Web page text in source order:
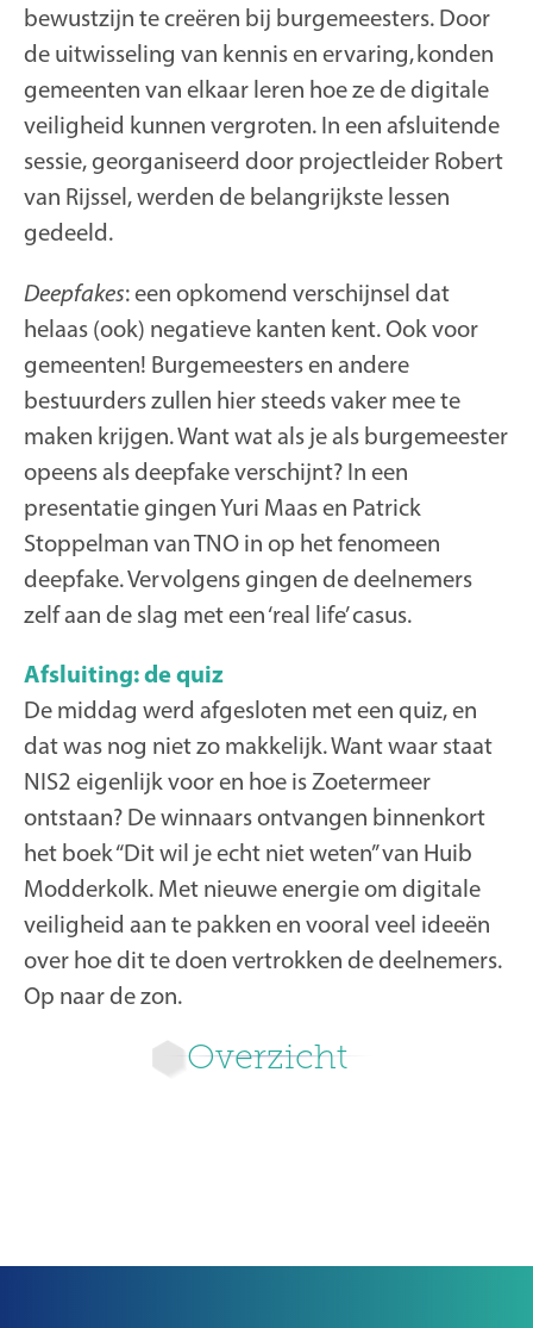
Overzicht
bewustzijn te creëren bij burgemeesters. Door
de uitwisseling van kennis en ervaring, konden
gemeenten van elkaar leren hoe ze de digitale
veiligheid kunnen vergroten. In een afsluitende
sessie, georganiseerd door projectleider Robert
van Rijssel, werden de belangrijkste lessen
gedeeld.
Deepfakes: een opkomend verschijnsel dat
helaas (ook) negatieve kanten kent. Ook voor
gemeenten! Burgemeesters en andere
bestuurders zullen hier steeds vaker mee te
maken krijgen. Want wat als je als burgemeester
opeens als deepfake verschijnt? In een
presentatie gingen Yuri Maas en Patrick
Stoppelman van TNO in op het fenomeen
deepfake. Vervolgens gingen de deelnemers
zelf aan de slag met een ‘real life’ casus.
Afsluiting: de quiz
De middag werd afgesloten met een quiz, en
dat was nog niet zo makkelijk. Want waar staat
NIS2 eigenlijk voor en hoe is Zoetermeer
ontstaan? De winnaars ontvangen binnenkort
het boek “Dit wil je echt niet weten” van Huib
Modderkolk. Met nieuwe energie om digitale
veiligheid aan te pakken en vooral veel ideeën
over hoe dit te doen vertrokken de deelnemers.
Op naar de zon.